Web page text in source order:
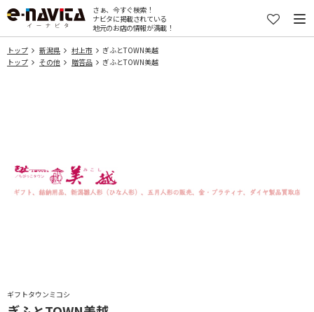
さぁ、今すぐ検索！
ナビタに掲載されている
地元のお店の情報が満載！
トップ 新潟県 村上市
ぎふとTOWN美越
トップ
その他 贈答品 ぎふとTOWN美越
ギフトタウンミコシ